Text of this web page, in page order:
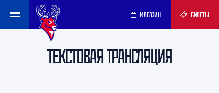
МАГАЗИН БИЛЕТЫ
ТЕКСТОВАЯ ТРАНСЛЯЦИЯ